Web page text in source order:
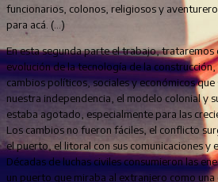
funcionarios, colonos, religiosos y
para acá. (…)
En esta segunda parte el trabajo, trataremos
evolución de la tecnología de la
cambios políticos, sociales y económicos
nuestra independencia, el modelo colonial y
estaba agotado, especialmente para las
Los cambios no fueron fáciles, el conflicto
el puerto, el litoral con sus comunicaciones y
Décadas de luchas civiles consumieron las
un puerto que miraba al extranjero como una